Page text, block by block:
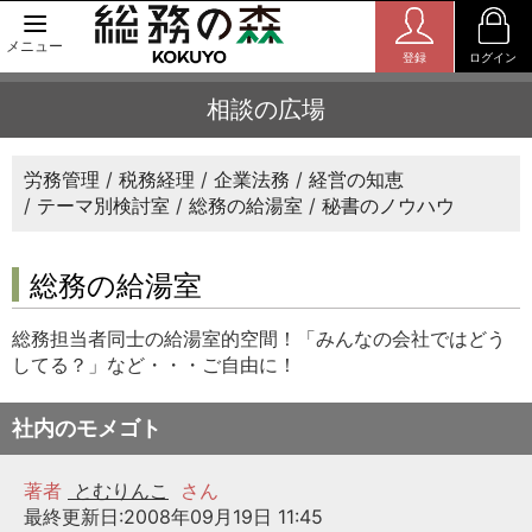
メニュー
登録 ログイン
相談の広場
労務管理 税務経理 企業法務
経営の知恵
テーマ別検討室
総務の給湯室 秘書のノウハウ
総務の給湯室
総務担当者同士の給湯室的空間！「みんなの会社ではどう
してる？」など・・・ご自由に！
社内のモメゴト
著者 とむりんこ
さん
最終更新日:2008年09月19日 11:45